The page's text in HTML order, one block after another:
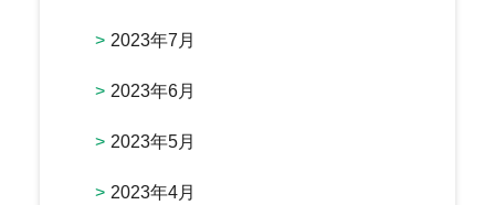
2023年7月
2023年6月
2023年5月
2023年4月